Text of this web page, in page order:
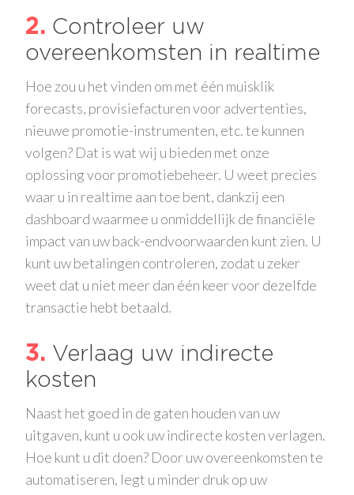
2
Controleer uw
overeenkomsten in realtime
Hoe zou u het vinden om met één muisklik
forecasts, provisiefacturen voor advertenties,
nieuwe promotie-instrumenten, etc. te kunnen
volgen? Dat is wat wij u bieden met onze
oplossing voor promotiebeheer. U weet precies
waar u in realtime aan toe bent, dankzij een
dashboard waarmee u onmiddellijk de financiële
impact van uw back-endvoorwaarden kunt zien. U
kunt uw betalingen controleren, zodat u zeker
weet dat u niet meer dan één keer voor dezelfde
transactie hebt betaald.
3
Verlaag uw indirecte
kosten
Naast het goed in de gaten houden van uw
uitgaven, kunt u ook uw indirecte kosten verlagen.
Hoe kunt u dit doen? Door uw overeenkomsten te
automatiseren, legt u minder druk op uw